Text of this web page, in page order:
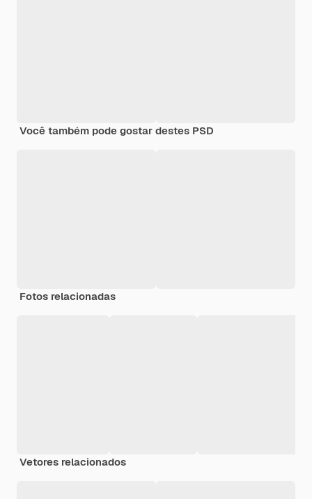
Você também pode gostar destes PSD
Fotos relacionadas
Vetores relacionados